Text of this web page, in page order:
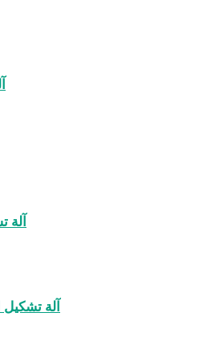
آلة
آلة تشكيل